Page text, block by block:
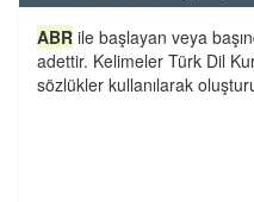
ABR ile başlayan veya
adettir. Kelimeler Türk Dil
sözlükler kullanılarak